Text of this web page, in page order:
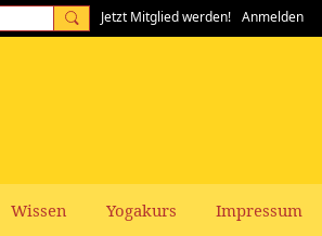
Jetzt Mitglied werden! Anmelden
Wissen Yogakurs Impressum